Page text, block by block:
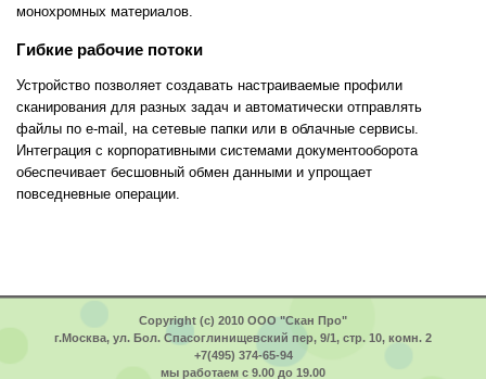
монохромных материалов.
Гибкие рабочие потоки
Устройство позволяет создавать настраиваемые профили
сканирования для разных задач и автоматически отправлять
файлы по e-mail, на сетевые папки или в облачные сервисы.
Интеграция с корпоративными системами документооборота
обеспечивает бесшовный обмен данными и упрощает
повседневные операции.
Copyright (c) 2010 ООО "Скан Про"
г.Москва, ул. Бол. Спасоглинищевский пер, 9/1, стр. 10, комн. 2
+7(495) 374-65-94
мы работаем с 9.00 до 19.00